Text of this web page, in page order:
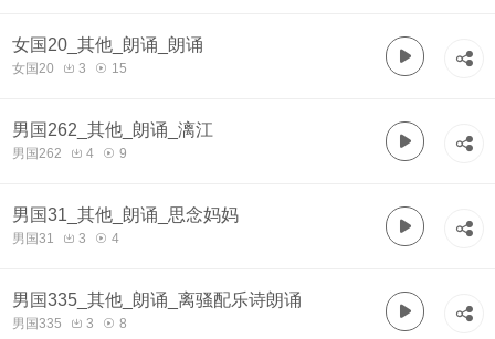
女国20_其他_朗诵_朗诵
女国20 3 15
男国262_其他_朗诵_漓江
男国262 4 9
男国31_其他_朗诵_思念妈妈
男国31 3 4
男国335_其他_朗诵_离骚配乐诗朗诵
男国335 3 8